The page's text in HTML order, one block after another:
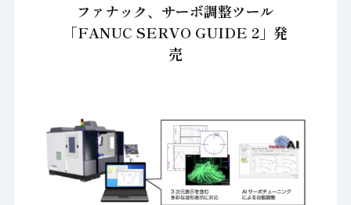
ファナック、サーボ調整ツール
「FANUC SERVO GUIDE 2」発
売